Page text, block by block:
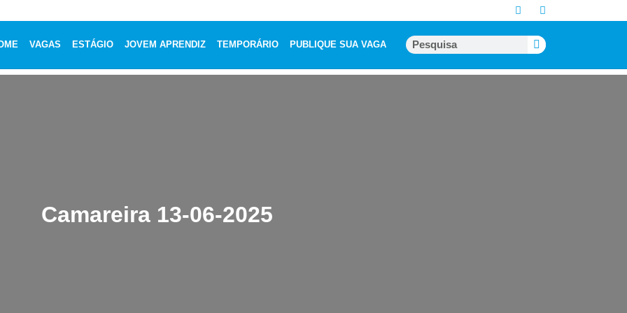
VAGAS ESTÁGIO JOVEM APRENDIZ TEMPORÁRIO PUBLIQUE SUA VAGA
Camareira 13-06-2025